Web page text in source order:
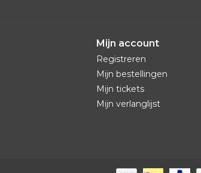
Mijn account
Registreren
Mijn bestellingen
Mijn tickets
Mijn verlanglijst